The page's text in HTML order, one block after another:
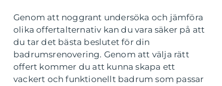
Genom att noggrant undersöka och jämföra
olika offertalternativ kan du vara säker på att
du tar det bästa beslutet för din
badrumsrenovering. Genom att välja rätt
offert kommer du att kunna skapa ett
vackert och funktionellt badrum som passar